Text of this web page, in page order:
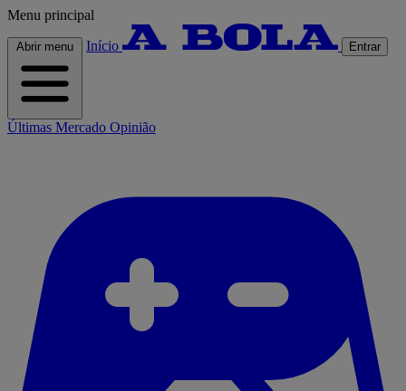
Menu principal
Abrir menu Início Entrar
Últimas Mercado Opinião